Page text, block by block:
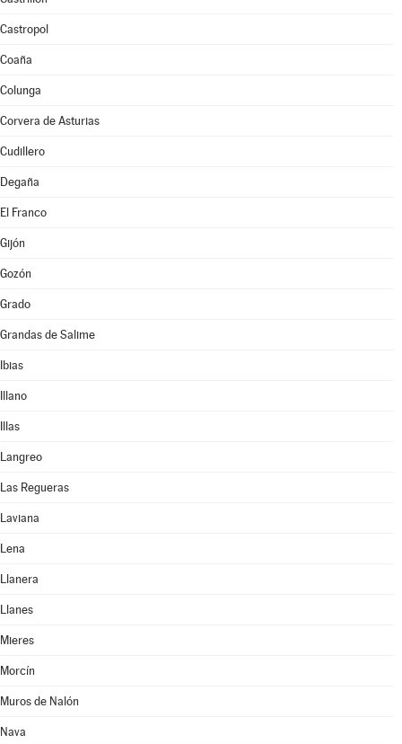
Castropol
Coaña
Colunga
Corvera de Asturias
Cudillero
Degaña
El Franco
Gijón
Gozón
Grado
Grandas de Salime
Ibias
Illano
Illas
Langreo
Las Regueras
Laviana
Lena
Llanera
Llanes
Mieres
Morcín
Muros de Nalón
Nava